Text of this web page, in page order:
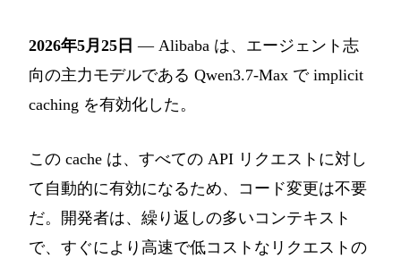
2026年5月25日 — Alibaba は、エージェント志
向の主力モデルである Qwen3.7-Max で implicit
caching を有効化した。
この cache は、すべての API リクエストに対し
て自動的に有効になるため、コード変更は不要
だ。開発者は、繰り返しの多いコンテキスト
で、すぐにより高速で低コストなリクエストの